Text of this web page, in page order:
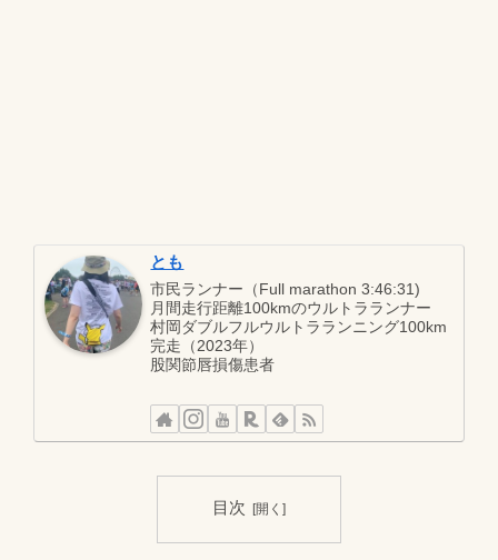
とも
市民ランナー（Full marathon 3:46:31)
月間走行距離100kmのウルトラランナー
村岡ダブルフルウルトラランニング100km
完走（2023年）
股関節唇損傷患者
目次